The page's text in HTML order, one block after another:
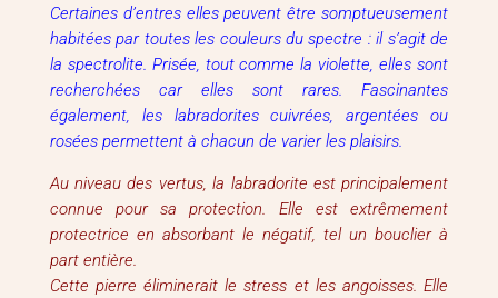
Certaines d’entres elles peuvent être somptueusement
habitées par toutes les couleurs du spectre : il s’agit de
la spectrolite. Prisée, tout comme la violette, elles sont
recherchées car elles sont rares. Fascinantes
également, les labradorites cuivrées, argentées ou
rosées permettent à chacun de varier les plaisirs.
Au niveau des vertus, la labradorite est principalement
connue pour sa protection. Elle est extrêmement
protectrice en absorbant le négatif, tel un bouclier à
part entière.
Cette pierre éliminerait le stress et les angoisses. Elle